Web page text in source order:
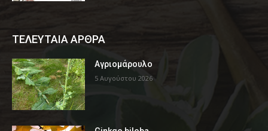
ΤΕΛΕΥΤΑΙΑ ΑΡΘΡΑ
Αγριομάρουλο
5 Αυγούστου 2026